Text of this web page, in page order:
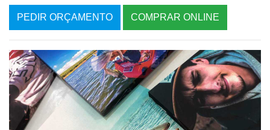
PEDIR ORÇAMENTO COMPRAR ONLINE